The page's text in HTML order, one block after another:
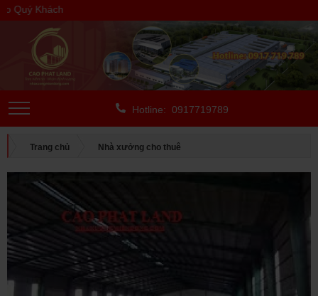
Khách
Hotline: 0917719789
Trang chủ Nhà xưởng cho thuê
CHO THUÊ NGOÀI KCN Bình Dương
CHO THUÊ NHÀ XƯỞNG TẠI THUẬN AN, BÌNH DƯƠNG, DIỆN
TÍCH: 1.500 M2